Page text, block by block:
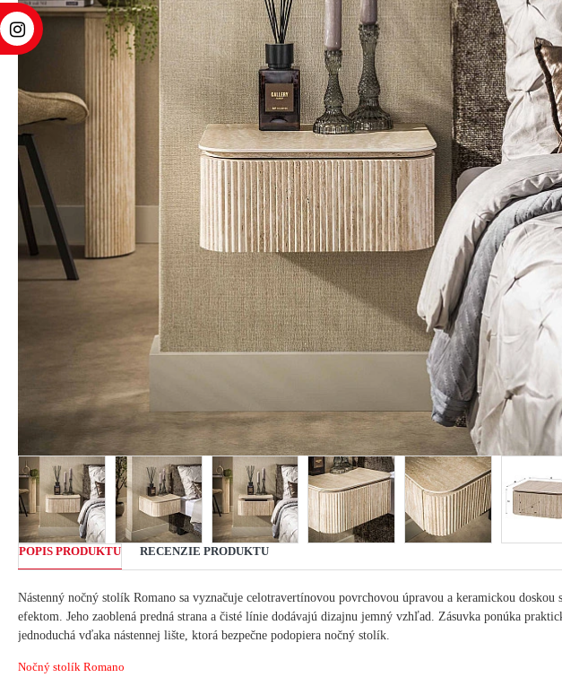
POPIS PRODUKTU RECENZIE PRODUKTU
Nástenný nočný stolík Romano sa vyznačuje celotravertínovou povrchovou úpravou a keramickou
efektom. Jeho zaoblená predná strana a čisté línie dodávajú dizajnu jemný vzhľad.
Zásuvka ponúka
jednoduchá vďaka nástennej lište, ktorá bezpečne podopiera nočný stolík.
Nočný stolík Romano